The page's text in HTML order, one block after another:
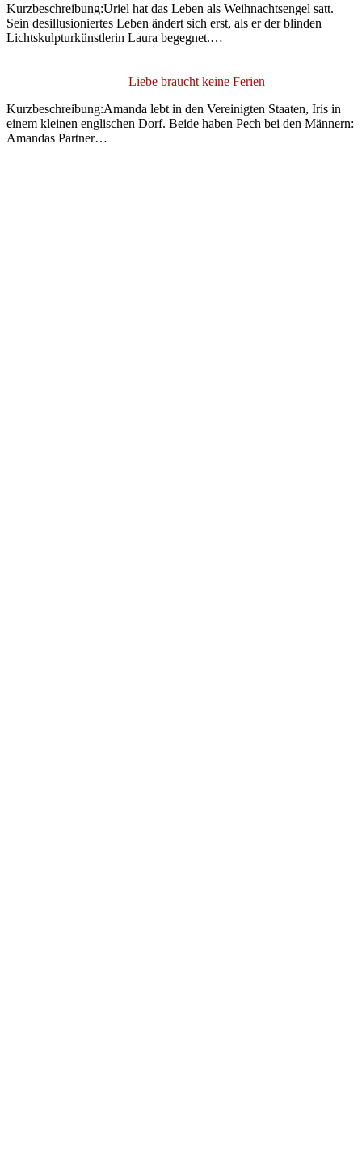
Kurzbeschreibung:Uriel hat das Leben als Weihnachtsengel satt.
Sein desillusioniertes Leben ändert sich erst, als er der blinden
Lichtskulpturkünstlerin Laura begegnet.…
Liebe braucht keine Ferien
Kurzbeschreibung:Amanda lebt in den Vereinigten Staaten, Iris in
einem kleinen englischen Dorf. Beide haben Pech bei den Männern:
Amandas Partner…